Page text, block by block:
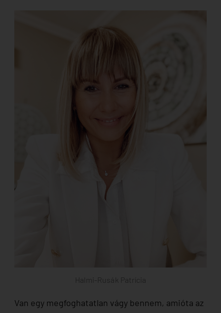
Van egy megfoghatatlan vágy bennem, amióta az